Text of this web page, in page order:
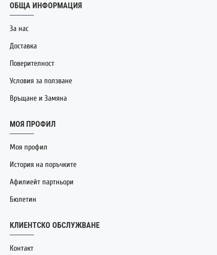
ОБЩА ИНФОРМАЦИЯ
За нас
Доставка
Поверителност
Условия за ползване
Връщане и Замяна
МОЯ ПРОФИЛ
Моя профил
История на поръчките
Афилиейт партньори
Бюлетин
КЛИЕНТСКО ОБСЛУЖВАНЕ
Контакт